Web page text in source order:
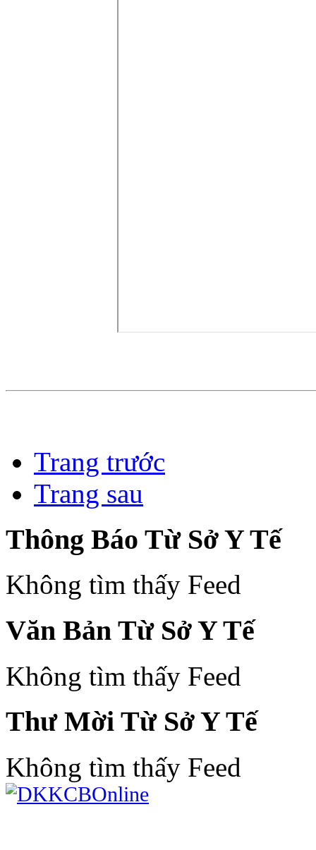
Trang trước
Trang sau
Thông Báo Từ Sở Y Tế
Không tìm thấy Feed
Văn Bản Từ Sở Y Tế
Không tìm thấy Feed
Thư Mời Từ Sở Y Tế
Không tìm thấy Feed